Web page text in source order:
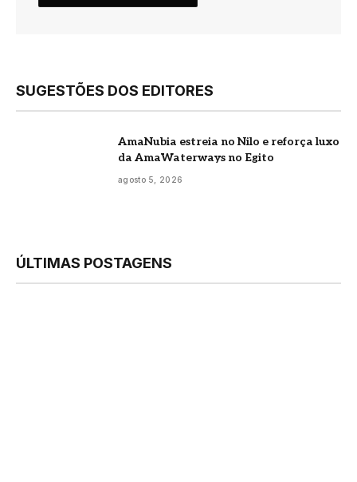
SUGESTÕES DOS EDITORES
AmaNubia estreia no Nilo e reforça luxo
da AmaWaterways no Egito
agosto 5, 2026
ÚLTIMAS POSTAGENS